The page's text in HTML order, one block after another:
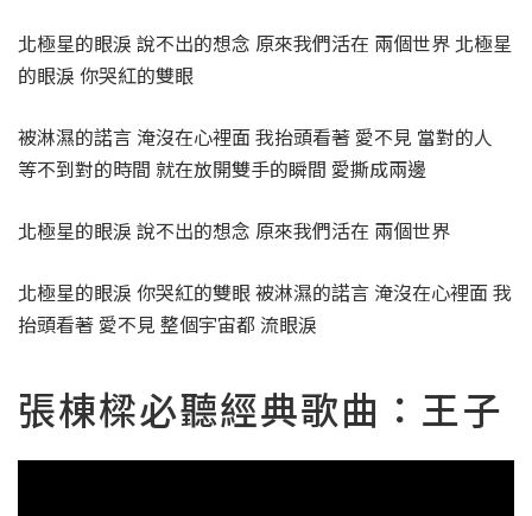
北極星的眼淚 說不出的想念 原來我們活在 兩個世界 北極星
的眼淚 你哭紅的雙眼
被淋濕的諾言 淹沒在心裡面 我抬頭看著 愛不見 當對的人
等不到對的時間 就在放開雙手的瞬間 愛撕成兩邊
北極星的眼淚 說不出的想念 原來我們活在 兩個世界
北極星的眼淚 你哭紅的雙眼 被淋濕的諾言 淹沒在心裡面 我
抬頭看著 愛不見 整個宇宙都 流眼淚
張棟樑必聽經典歌曲：王子